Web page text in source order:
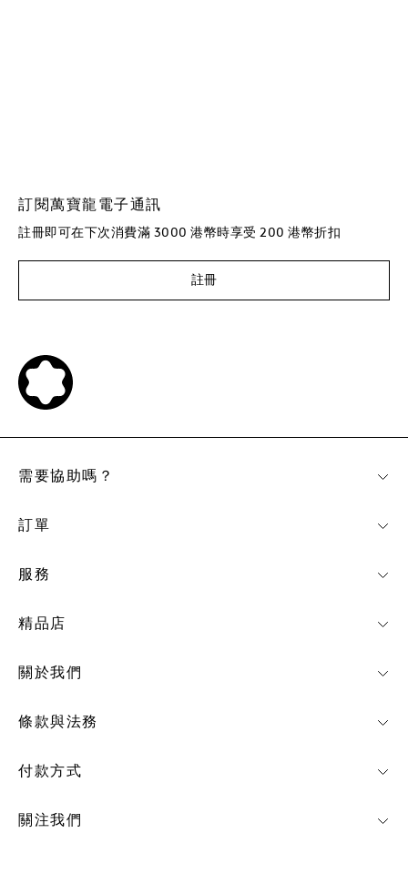
訂閱萬寶龍電子通訊
註冊即可在下次消費滿 3000 港幣時享受 200 港幣折扣
註冊
付款方式
關注我們
需要協助嗎？
訂單
服務
精品店
關於我們
條款與法務